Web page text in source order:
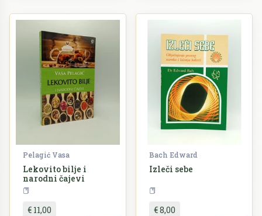
Pelagić Vasa
Lekovito bilje i
narodni čajevi
Ljekovito bilje
€ 11,00
Bach Edward
Izleči sebe
€ 8,00